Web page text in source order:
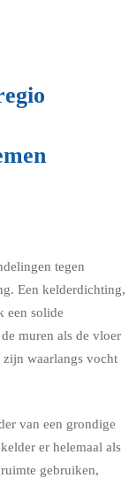
tegen
Een kelderdichting,
een solide
muren als de vloer
zijn waarlangs vocht
van een grondige
er helemaal als
gebruiken,